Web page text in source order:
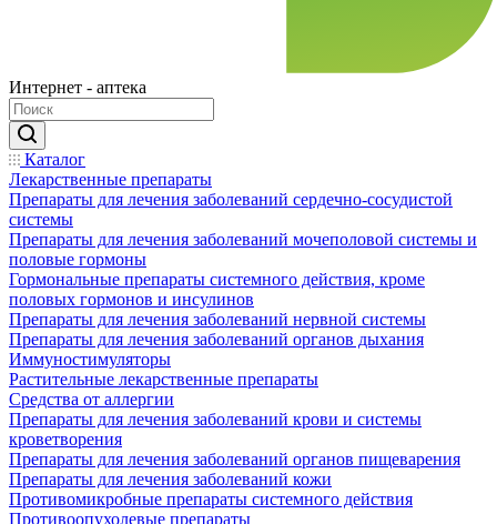
Интернет - аптека
Каталог
Лекарственные препараты
Препараты для лечения заболеваний сердечно-сосудистой
системы
Препараты для лечения заболеваний мочеполовой системы и
половые гормоны
Гормональные препараты системного действия, кроме
половых гормонов и инсулинов
Препараты для лечения заболеваний нервной системы
Препараты для лечения заболеваний органов дыхания
Иммуностимуляторы
Растительные лекарственные препараты
Средства от аллергии
Препараты для лечения заболеваний крови и системы
кроветворения
Препараты для лечения заболеваний органов пищеварения
Препараты для лечения заболеваний кожи
Противомикробные препараты системного действия
Противоопухолевые препараты